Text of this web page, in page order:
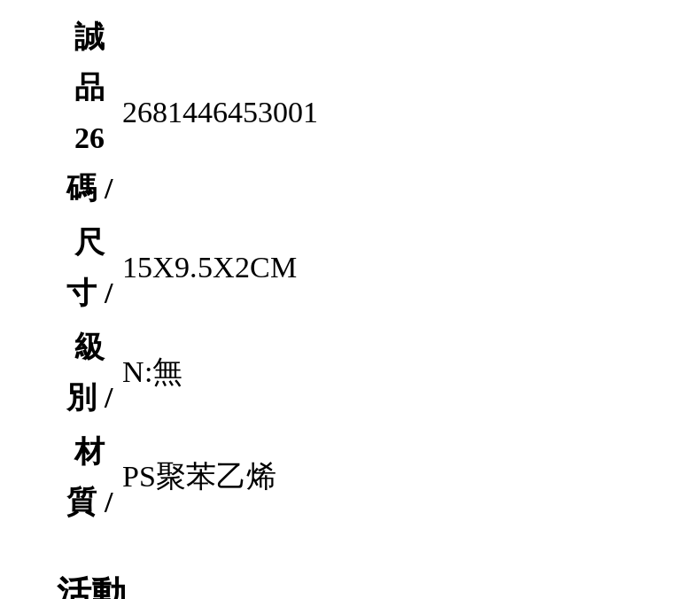
誠
品
26
碼 /
2681446453001
尺
寸 /
15X9.5X2CM
級
別 /
N:無
材
質 /
PS聚苯乙烯